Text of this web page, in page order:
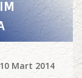
10 Mart 2014